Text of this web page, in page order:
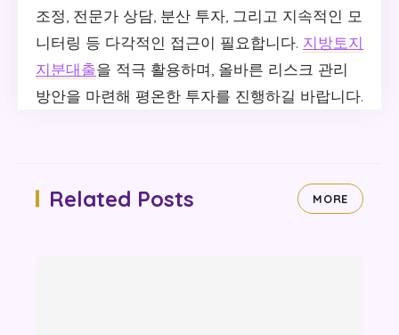
조정, 전문가 상담, 분산 투자, 그리고 지속적인 모
니터링 등 다각적인 접근이 필요합니다. 지방토지
지분대출을 적극 활용하며, 올바른 리스크 관리
방안을 마련해 평온한 투자를 진행하길 바랍니다.
Related Posts MORE